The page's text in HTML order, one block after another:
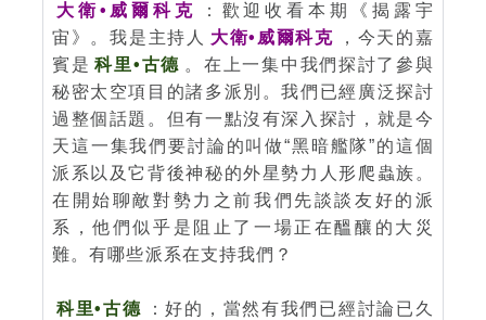
大衛•威爾科克
：歡迎收看本期《揭露宇
宙》。我是主持人
大衛•威爾科克
，今天的嘉
賓是 科里•古德 。在上一集中我們探討了參與
秘密太空項目的諸多派別。我們已經廣泛探討
過整個話題。但有一點沒有深入探討，就是今
天這一集我們要討論的叫做“黑暗艦隊”的這個
派系以及它背後神秘的外星勢力人形爬蟲族。
在開始聊敵對勢力之前我們先談談友好的派
系，他們似乎是阻止了一場正在醞釀的大災
難。有哪些派系在支持我們？
科里•古德
：好的，當然有我們已經討論已久